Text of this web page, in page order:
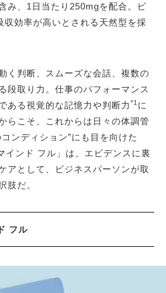
み、1日当たり250mgを配合。ビ
収効率が高いとされる天然型を採
く判断、スムーズな会話、複数の
段取り力。仕事のパフォーマンス
ある視覚的な記憶力や判断力 *1 に
らこそ、これからは日々の体調管
ンディション”にも目を向けた
インド フル」は、エビデンスに裏
アとして、ビジネスパーソンが取
肢だ。
フル